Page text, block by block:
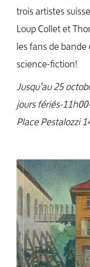
trois artistes
Loup Collet et
les fans de bande
science-fiction!
Jusqu’au 25
jours fériés-
Place Pestalozzi